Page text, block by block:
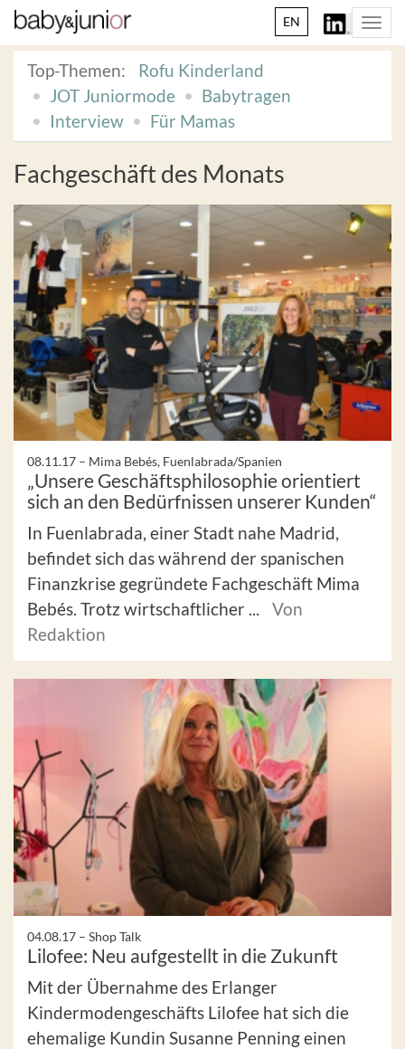
EN
Top-Themen:
Rofu Kinderland
JOT Juniormode
Babytragen
Interview
Für Mamas
Fachgeschäft des Monats
08.11.17 – Mima Bebés, Fuenlabrada/Spanien
„Unsere Geschäftsphilosophie orientiert
sich an den Bedürfnissen unserer Kunden“
In Fuenlabrada, einer Stadt nahe Madrid,
befindet sich das während der spanischen
Finanzkrise gegründete Fachgeschäft Mima
Bebés. Trotz wirtschaftlicher ...
Von
Redaktion
04.08.17 – Shop Talk
Lilofee: Neu aufgestellt in die Zukunft
Mit der Übernahme des Erlanger
Kindermodengeschäfts Lilofee hat sich die
ehemalige Kundin Susanne Penning einen